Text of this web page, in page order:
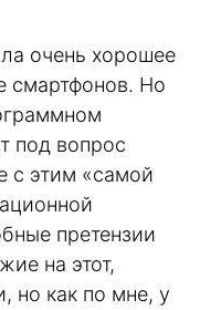
очень хорошее
смартфонов. Но
под вопрос
с этим «самой
претензии
на этот,
но как по мне, у